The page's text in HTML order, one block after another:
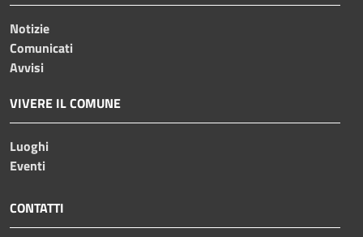
Notizie
Comunicati
Avvisi
VIVERE IL COMUNE
Luoghi
Eventi
CONTATTI